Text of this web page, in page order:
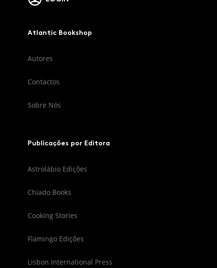
Atlantic Bookshop
Autores
Contactos
Sobre Nós
Publicações por Editora
Astrolábio Edições
Chiado Books
Cooking Stories
Flamingo Edições
Lisbon International Press